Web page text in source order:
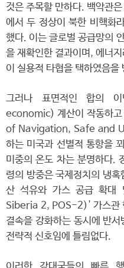
것은 주목할 만하다. 백악관
에서 두 정상이 북한 비핵화
했다. 이는 글로벌 공급망의
을 재확인한 결과이며, 에너
이 실용적 타협을 택하였음
그러나 표면적인 합의
economic) 계산이 작동하
of Navigation, Safe and
하는 미국과 선별적 통항을
미중의 온도 차는 분명하다.
령의 방중은 국제정치의 냉
산 석유와 가스 공급 확
Siberia 2, POS-2)' 가스관
결속을 강화하는 동시에 반
전략적 신호임에 틀림없다.